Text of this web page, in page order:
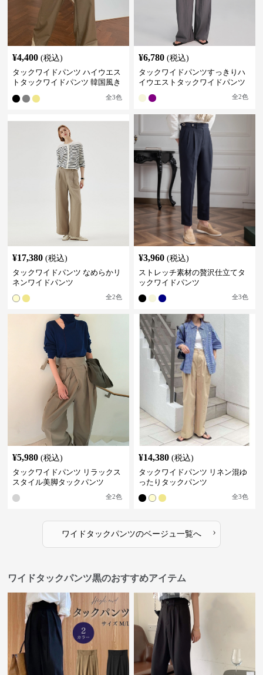
¥4,400 (税込)
タックワイドパンツ ハイウエス
トタックワイドパンツ 韓国風き
全3色
¥6,780 (税込)
タックワイドパンツすっきりハ
イウエストタックワイドパンツ
全2色
¥17,380 (税込)
タックワイドパンツ なめらかリ
ネンワイドパンツ
全2色
¥3,960 (税込)
ストレッチ素材の贅沢仕立てタ
ックワイドパンツ
全3色
¥5,980 (税込)
タックワイドパンツ リラックス
スタイル美脚タックパンツ
全2色
¥14,380 (税込)
タックワイドパンツ リネン混ゆ
ったりタックパンツ
全3色
ワイドタックパンツのベージュ一覧へ ›
ワイドタックパンツ黒のおすすめアイテム